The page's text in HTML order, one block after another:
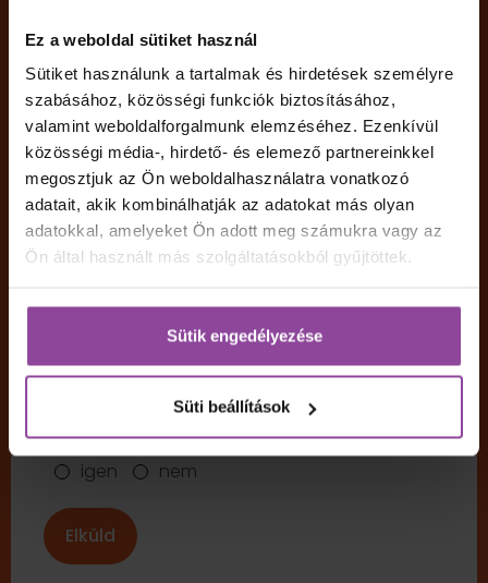
Ez a weboldal sütiket használ
Sütiket használunk a tartalmak és hirdetések személyre
szabásához, közösségi funkciók biztosításához,
valamint weboldalforgalmunk elemzéséhez. Ezenkívül
közösségi média-, hirdető- és elemező partnereinkkel
megosztjuk az Ön weboldalhasználatra vonatkozó
adatait, akik kombinálhatják az adatokat más olyan
adatokkal, amelyeket Ön adott meg számukra vagy az
Ön által használt más szolgáltatásokból gyűjtöttek.
Sütik engedélyezése
Süti beállítások
hamarabb végezhetsz a beiratkozás
igen
nem
Megjegyzés
Hozzájárulok, hogy a Pannon Kincstár a választott
összefüggésben személyes adataimat kezelje az
Adatkezelési tájékoztatóbanfoglaltak szerint.
Szeretnék feliratkozni a Pannon Kincstár
hírlevelére, hogy a képzésről további
igen
nem